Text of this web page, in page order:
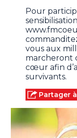
Pour
vous aux
marcheront
cœur afin
survivants.
Partager